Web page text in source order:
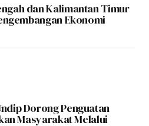
dan Kalimantan Timur
Ekonomi
Dorong Penguatan
Masyarakat Melalui